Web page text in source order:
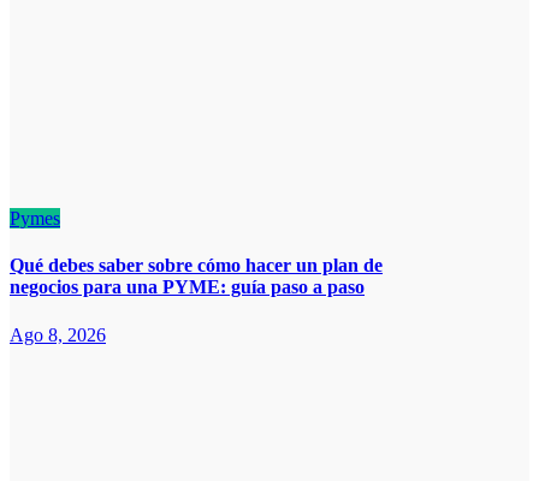
Pymes
Qué debes saber sobre cómo hacer un plan de
negocios para una PYME: guía paso a paso
Ago 8, 2026